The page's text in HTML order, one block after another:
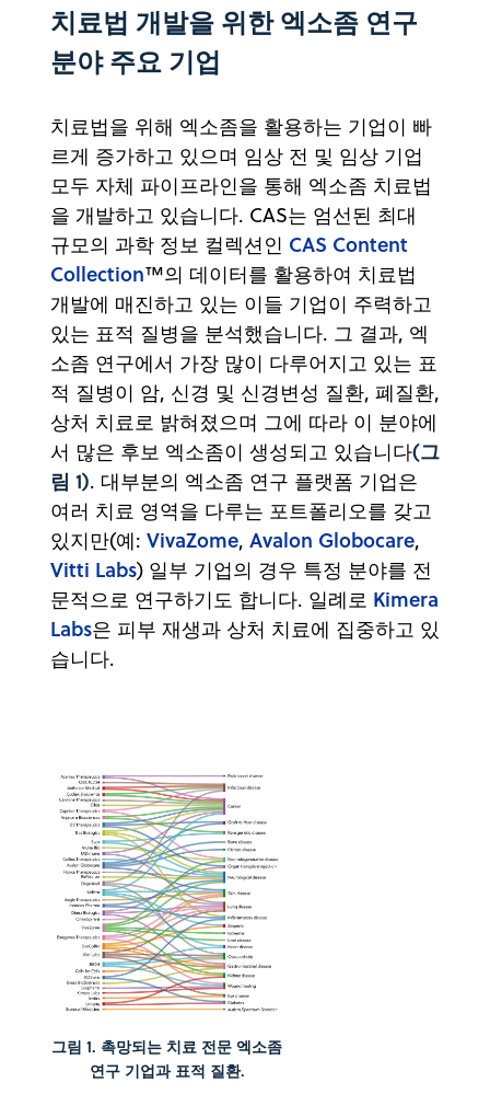
치료법 개발을 위한 엑소좀 연구
분야 주요 기업
치료법을 위해 엑소좀을 활용하는 기업이 빠
르게 증가하고 있으며 임상 전 및 임상 기업
모두 자체 파이프라인을 통해 엑소좀 치료법
을 개발하고 있습니다. CAS는 엄선된 최대
규모의 과학 정보 컬렉션인 CAS Content
Collection™의 데이터를 활용하여 치료법
개발에 매진하고 있는 이들 기업이 주력하고
있는 표적 질병을 분석했습니다. 그 결과, 엑
소좀 연구에서 가장 많이 다루어지고 있는 표
적 질병이 암, 신경 및 신경변성 질환, 폐질환,
상처 치료로 밝혀졌으며 그에 따라 이 분야에
서 많은 후보 엑소좀이 생성되고 있습니다(그
림 1). 대부분의 엑소좀 연구 플랫폼 기업은
여러 치료 영역을 다루는 포트폴리오를 갖고
있지만(예: VivaZome, Avalon Globocare,
Vitti Labs) 일부 기업의 경우 특정 분야를 전
문적으로 연구하기도 합니다. 일례로 Kimera
Labs은 피부 재생과 상처 치료에 집중하고 있
습니다.
그림 1. 촉망되는 치료 전문 엑소좀
연구 기업과 표적 질환.